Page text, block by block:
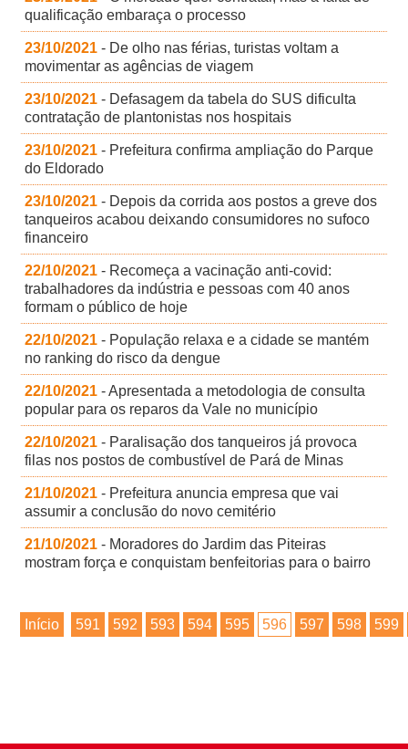
qualificação embaraça o processo
23/10/2021 - De olho nas férias, turistas voltam a
movimentar as agências de viagem
23/10/2021 - Defasagem da tabela do SUS dificulta
contratação de plantonistas nos hospitais
23/10/2021 - Prefeitura confirma ampliação do Parque
do Eldorado
23/10/2021 - Depois da corrida aos postos a greve dos
tanqueiros acabou deixando consumidores no sufoco
financeiro
22/10/2021 - Recomeça a vacinação anti-covid:
trabalhadores da indústria e pessoas com 40 anos
formam o público de hoje
22/10/2021 - População relaxa e a cidade se mantém
no ranking do risco da dengue
22/10/2021 - Apresentada a metodologia de consulta
popular para os reparos da Vale no município
22/10/2021 - Paralisação dos tanqueiros já provoca
filas nos postos de combustível de Pará de Minas
21/10/2021 - Prefeitura anuncia empresa que vai
assumir a conclusão do novo cemitério
21/10/2021 - Moradores do Jardim das Piteiras
mostram força e conquistam benfeitorias para o bairro
Início 591 592 593 594 595 596 597 598 599